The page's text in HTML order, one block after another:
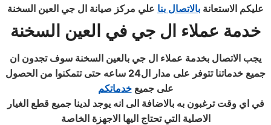
عليكم الاستعانة بالاتصال بنا علي مركز صيانة ال جي العين السخنة
خدمة عملاء ال جي في العين السخنة
يجب الاتصال بخدمة عملاء ال جي بالعين السخنة سوف تجدون ان
جميع خدماتنا تتوفر على مدار ال24 ساعه حتى تتمكنوا من الحصول
على جميعخدماتكم
في اي وقت ترغبون به بالاضافة الى انه يوجد لدينا جميع قطع الغيار
الاصلية التي تحتاج اليها الاجهزة الخاصة